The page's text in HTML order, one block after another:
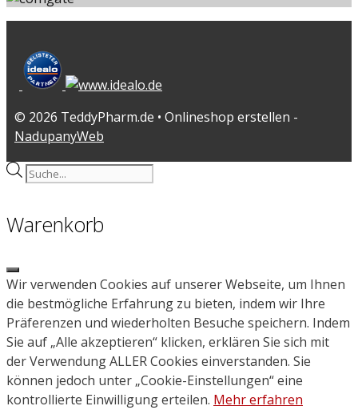
© 2026 TeddyPharm.de • Onlineshop erstellen -
NadupanyWeb
Products
Warenkorb
Close
Wir verwenden Cookies auf unserer Webseite, um Ihnen
die bestmögliche Erfahrung zu bieten, indem wir Ihre
Präferenzen und wiederholten Besuche speichern. Indem
Sie auf „Alle akzeptieren“ klicken, erklären Sie sich mit
der Verwendung ALLER Cookies einverstanden. Sie
können jedoch unter „Cookie-Einstellungen“ eine
kontrollierte Einwilligung erteilen. Mehr erfahren